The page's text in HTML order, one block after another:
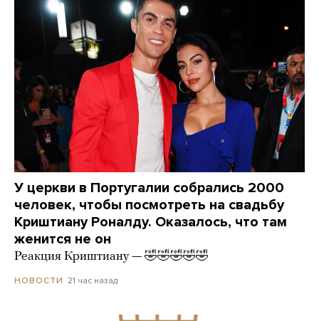
У церкви в Португалии собрались 2000
человек, чтобы посмотреть на свадьбу
Криштиану Роналду. Оказалось, что там
женится не он
Реакция Криштиану — 🤣🤣🤣🤣🤣
НОВОСТИ 21 час назад